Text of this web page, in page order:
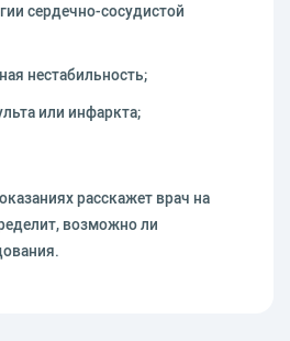
сердечно-сосудистой
нестабильность;
или инфаркта;
расскажет врач на
возможно ли